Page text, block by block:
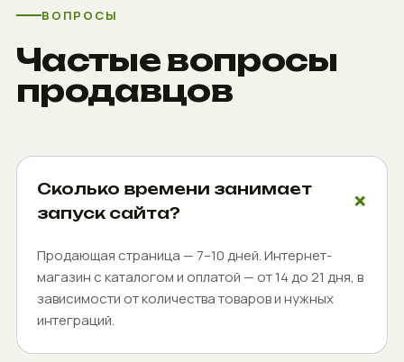
ВОПРОСЫ
Частые вопросы
продавцов
Сколько времени занимает
запуск сайта?
Продающая страница — 7–10 дней. Интернет-
магазин с каталогом и оплатой — от 14 до 21 дня, в
зависимости от количества товаров и нужных
интеграций.